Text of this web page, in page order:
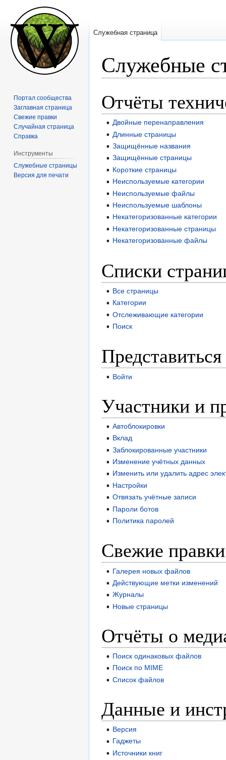
Служебные
к
навигации
к
поиску
Отчёты
Двойные перенаправления
Длинные страницы
Защищённые названия
Защищённые страницы
Короткие страницы
Неиспользуемые категории
Неиспользуемые файлы
Неиспользуемые шаблоны
Некатегоризованные категории
Некатегоризованные страницы
Некатегоризованные файлы
Списки
Все страницы
Категории
Отслеживающие категории
Поиск
Войти
Участники и
Автоблокировки
Вклад
Заблокированные участники
Изменение учётных данных
Изменить или удалить адрес
Настройки
Отвязать учётные записи
Пароли ботов
Политика паролей
Свежие
Галерея новых файлов
Действующие метки изменений
Журналы
Новые страницы
Отчёты о
Поиск одинаковых файлов
Поиск по MIME
Список файлов
Данные и
Версия
Гаджеты
Источники книг
Служебная страница
Портал сообщества
Заглавная страница
Свежие правки
Случайная страница
Справка
Инструменты
Служебные страницы
Версия для печати